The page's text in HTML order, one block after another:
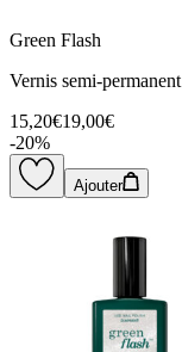
Green Flash
Vernis semi-
15,20€19,00€
-20%
Ajouter